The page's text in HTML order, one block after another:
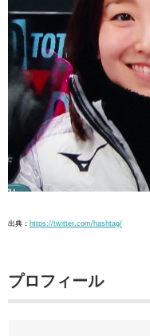
出典： https://twitter.com/hashtag/
プロフィール